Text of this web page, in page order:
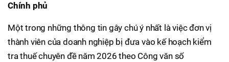
Chính phủ
Một trong những thông tin gây chú ý nhất là việc đơn vị
thành viên của doanh nghiệp bị đưa vào kế hoạch kiểm
tra thuế chuyên đề năm 2026 theo Công văn số